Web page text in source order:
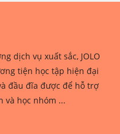
dịch vụ xuất sắc, JOLO
tiện học tập hiện đại
đầu đĩa được để hỗ trợ
và học nhóm ...